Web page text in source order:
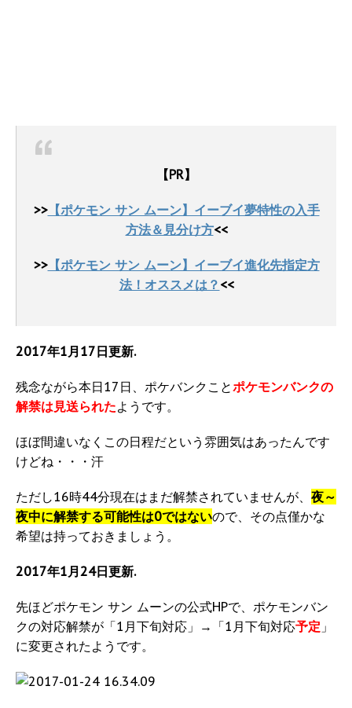
【PR】
>>【ポケモン サン ムーン】イーブイ夢特性の入手
方法＆見分け方<<
>>【ポケモン サン ムーン】イーブイ進化先指定方
法！オススメは？ <<
2017年1月17日更新.
残念ながら本日17日、ポケバンクことポケモンバンクの
解禁は見送られたようです。
ほぼ間違いなくこの日程だという雰囲気はあったんです
けどね・・・汗
ただし16時44分現在はまだ解禁されていませんが、 夜～
夜中に解禁する可能性は0ではないので、その点僅かな
希望は持っておきましょう。
2017年1月24日更新.
先ほどポケモン サン ムーンの公式HPで、ポケモンバン
クの対応解禁が「1月下旬対応」→「1月下旬対応予定 」
に変更されたようです。